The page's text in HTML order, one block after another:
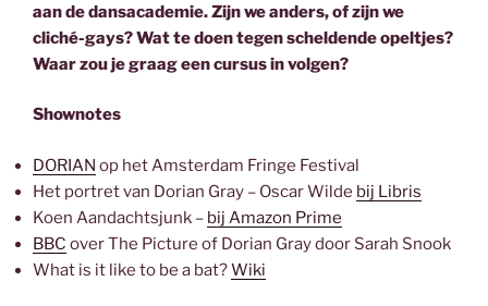
aan de dansacademie. Zijn we anders, of zijn we
cliché-gays? Wat te doen tegen scheldende opeltjes?
Waar zou je graag een cursus in volgen?
Shownotes
DORIAN op het Amsterdam Fringe Festival
Het portret van Dorian Gray – Oscar Wilde bij Libris
Koen Aandachtsjunk – bij Amazon Prime
BBC over The Picture of Dorian Gray door Sarah Snook
What is it like to be a bat?Wiki